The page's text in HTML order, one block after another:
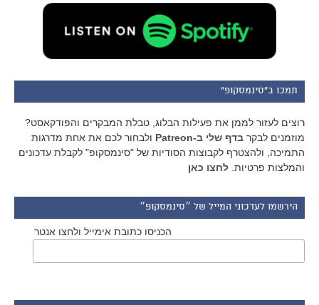
תמכו ב"סינמסקופ"
רוצים לעזור לממן את פעילות הבלוג, טבלת המבקרים והפודקאסט?
מוזמנים לבקר בדף שלי ב-Patreon
ולבחור לכם את אחת מדרגות
התמיכה, ולהצטרף לקבוצות הסודיות של "סינמסקופ" לקבלת עדכונים
והמלצות פרטיות. לחצו כאן
הירשמו לעדכוני המייל של ״סינמסקופ״
הכניסו כתובת אימייל ולחצו אנטר